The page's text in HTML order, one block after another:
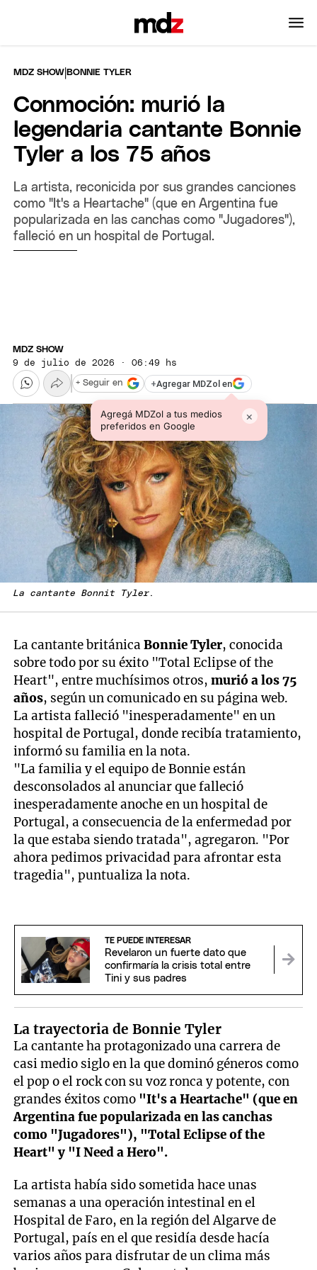
MDZ SHOW |BONNIE TYLER
Conmoción: murió la
legendaria cantante Bonnie
Tyler a los 75 años
La artista, reconicida por sus grandes canciones
como "It's a Heartache" (que en Argentina fue
popularizada en las canchas como "Jugadores"),
falleció en un hospital de Portugal.
MDZ SHOW
9 de julio de 2026 · 06:49 hs
+Agregar MDZol en
Agregá MDZol a tus medios
preferidos en Google
×
+ Seguir en
La cantante Bonnit Tyler.
La cantante británicaBonnie Tyler, conocida
sobre todo por su éxito "Total Eclipse of the
Heart", entre muchísimos otros,murió a los 75
años, según un comunicado en su página web.
La artista falleció "inesperadamente" en un
hospital de Portugal, donde recibía tratamiento,
informó su familia en la nota.
"La familia y el equipo de Bonnie están
desconsolados al anunciar que falleció
inesperadamente anoche en un hospital de
Portugal, a consecuencia de la enfermedad por
la que estaba siendo tratada", agregaron. "Por
ahora pedimos privacidad para afrontar esta
tragedia", puntualiza la nota.
TE PUEDE INTERESAR
Revelaron un fuerte dato que
confirmaría la crisis total entre
Tini y sus padres
La trayectoria de Bonnie Tyler
La cantante ha protagonizado una carrera de
casi medio siglo en la que dominó géneros como
el pop o el rock con su voz ronca y potente, con
grandes éxitos como "It's a Heartache" (que en
Argentina fue popularizada en las canchas
como "Jugadores"), "Total Eclipse of the
Heart" y "I Need a Hero".
La artista había sido sometida hace unas
semanas a una operación intestinal en el
Hospital de Faro, en la región del Algarve de
Portugal, país en el que residía desde hacía
varios años para disfrutar de un clima más